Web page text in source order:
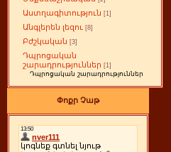
Աստղագիտություն [1]
Անգլերեն լեզու [8]
Բժշկական [3]
Դպրոցական
շարադրություններ [1]
Դպրոցական շարադրություններ
Փոքր Չաթ